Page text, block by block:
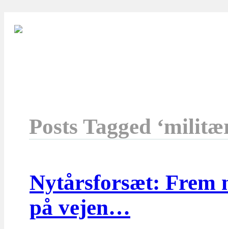
Posts Tagged
Nytårsforsæt: Frem
på vejen…